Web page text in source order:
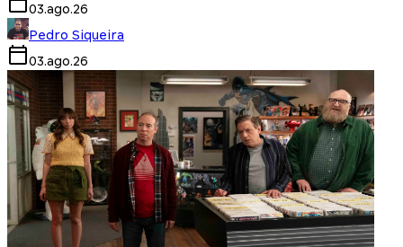
03.ago.26
Pedro Siqueira
03.ago.26